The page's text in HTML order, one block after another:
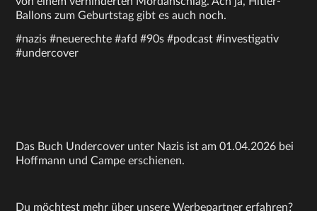
Ballons zum Geburtstag gibt es auch noch.
#nazis #neuerechte #afd #90s #podcast #investigativ
#undercover
Das Buch Undercover unter Nazis ist am 01.04.2026 bei
Hoffmann und Campe erschienen.
Du möchtest mehr über unsere Werbepartner erfahren?